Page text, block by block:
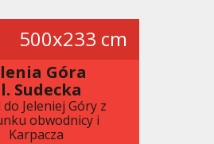
500x233 cm
Góra
Sudecka
do Jeleniej Góry z
obwodnicy i
Karpacza